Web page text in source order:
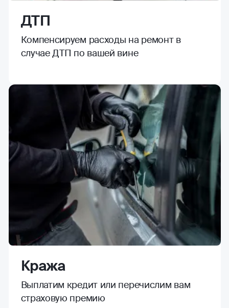
ДТП
Компенсируем расходы на ремонт в
случае ДТП по вашей вине
Кража
Выплатим кредит или перечислим вам
страховую премию